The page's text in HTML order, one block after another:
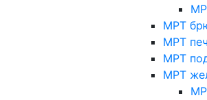
МРТ
МРТ
МРТ
МРТ
МР